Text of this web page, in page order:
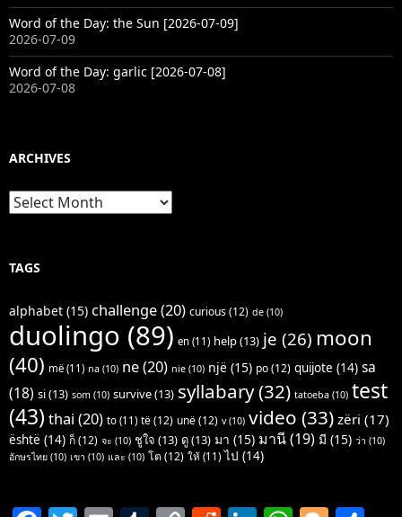
Word of the Day: the Sun [2026-07-09]
2026-07-09
Word of the Day: garlic [2026-07-08]
2026-07-08
ARCHIVES
Archives
TAGS
alphabet (15) challenge(20) curious(12) de (10)
duolingo (89) en (11) help(13) je (26) moon
(40) më (11) na (10) ne(20) nie (10) një (15) po(12) quijote (14) sa
(18) si(13) som (10) survive(13) syllabary(32) tatoeba (10) test
(43) thai (20) to (11) të(12) unë(12) v(10) video (33) zëri (17)
është (14) ก็(12) จะ (10) ชูใจ (13) ดู(13) มา (15) มานี(19) มี (15) ว่า (10)
อักษรไทย (10) เขา (10) และ (10) โต (12) ให้ (11) ไป (14)